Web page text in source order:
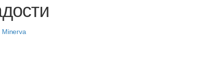
Minerva